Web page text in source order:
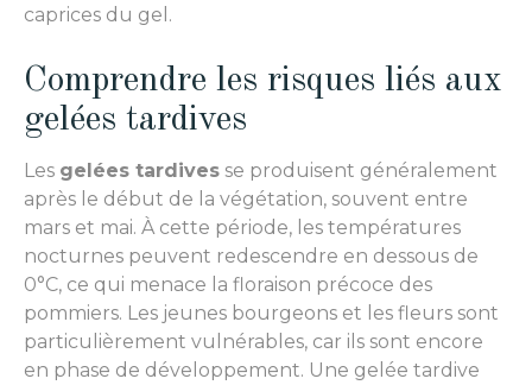
caprices du gel.
Comprendre les risques liés aux
gelées tardives
Les gelées tardives se produisent généralement
après le début de la végétation, souvent entre
mars et mai. À cette période, les températures
nocturnes peuvent redescendre en dessous de
0°C, ce qui menace la floraison précoce des
pommiers. Les jeunes bourgeons et les fleurs sont
particulièrement vulnérables, car ils sont encore
en phase de développement. Une gelée tardive